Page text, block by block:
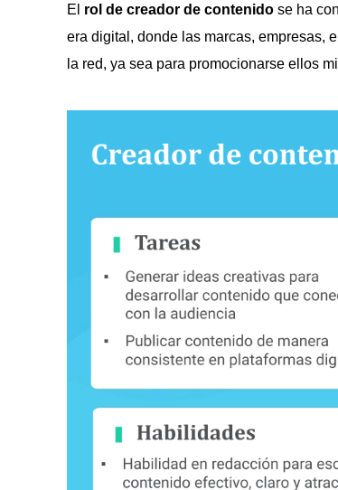
El rol de creador de contenido se ha
era digital, donde las marcas, empresas,
la red, ya sea para promocionarse ellos